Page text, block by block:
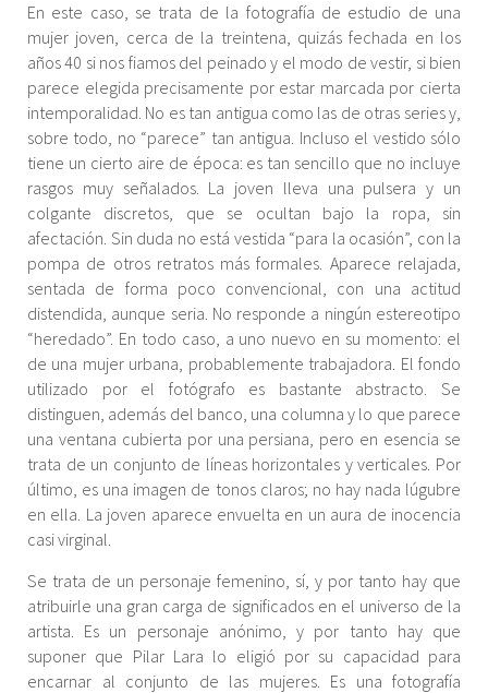
En este caso, se trata de la fotografía de estudio de una
mujer joven, cerca de la treintena, quizás fechada en los
años 40 si nos fiamos del peinado y el modo de vestir, si bien
parece elegida precisamente por estar marcada por cierta
intemporalidad. No es tan antigua como las de otras series y,
sobre todo, no “parece” tan antigua. Incluso el vestido sólo
tiene un cierto aire de época: es tan sencillo que no incluye
rasgos muy señalados. La joven lleva una pulsera y un
colgante discretos, que se ocultan bajo la ropa, sin
afectación. Sin duda no está vestida “para la ocasión”, con la
pompa de otros retratos más formales. Aparece relajada,
sentada de forma poco convencional, con una actitud
distendida, aunque seria. No responde a ningún estereotipo
“heredado”. En todo caso, a uno nuevo en su momento: el
de una mujer urbana, probablemente trabajadora. El fondo
utilizado por el fotógrafo es bastante abstracto. Se
distinguen, además del banco, una columna y lo que parece
una ventana cubierta por una persiana, pero en esencia se
trata de un conjunto de líneas horizontales y verticales. Por
último, es una imagen de tonos claros; no hay nada lúgubre
en ella. La joven aparece envuelta en un aura de inocencia
casi virginal.
Se trata de un personaje femenino, sí, y por tanto hay que
atribuirle una gran carga de significados en el universo de la
artista. Es un personaje anónimo, y por tanto hay que
suponer que Pilar Lara lo eligió por su capacidad para
encarnar al conjunto de las mujeres. Es una fotografía